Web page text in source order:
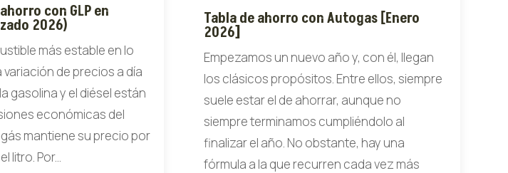
con GLP en
2026)
más estable en lo
de precios a día
gasolina y el diésel están
económicas del
mantiene su precio por
litro. Por...
Tabla de ahorro con Autogas [Enero
2026]
Empezamos un nuevo año y, con él, llegan
los clásicos propósitos. Entre ellos, siempre
suele estar el de ahorrar, aunque no
siempre terminamos cumpliéndolo al
finalizar el año. No obstante, hay una
fórmula a la que recurren cada vez más